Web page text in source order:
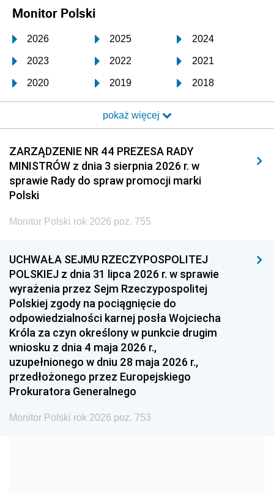
Monitor Polski
2026 2025 2024
2023 2022 2021
2020 2019 2018
2017 2016 2015
2014 2013 2012
2011 2010 2009
2008 2007 2006
2005
1996 1995 1994
1993 1992 1991
1990 1989
1987 1986 1985
1984 1983
1981 1980 1979
1978 1977
1975 1974
pokaż więcej
ZARZĄDZENIE NR 44 PREZESA RADY
MINISTRÓW z dnia 3 sierpnia 2026 r. w
sprawie Rady do spraw promocji marki
Polski
Monitor Polski rok 2026 poz. 755
UCHWAŁA SEJMU RZECZYPOSPOLITEJ
POLSKIEJ z dnia 31 lipca 2026 r. w sprawie
wyrażenia przez Sejm Rzeczypospolitej
Polskiej zgody na pociągnięcie do
odpowiedzialności karnej posła Wojciecha
Króla za czyn określony w punkcie drugim
wniosku z dnia 4 maja 2026 r.,
uzupełnionego w dniu 28 maja 2026 r.,
przedłożonego przez Europejskiego
Prokuratora Generalnego
Monitor Polski rok 2026 poz. 753